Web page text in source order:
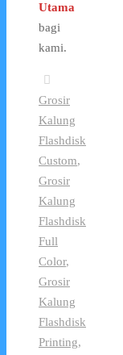
Utama
bagi
kami.
Grosir
Kalung
Flashdisk
Custom,
Grosir
Kalung
Flashdisk
Full
Color,
Grosir
Kalung
Flashdisk
Printing,